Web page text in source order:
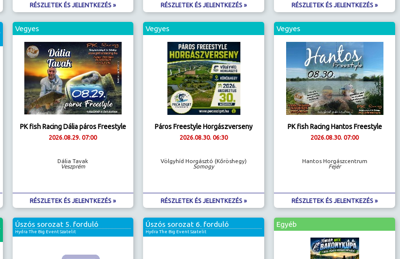
RÉSZLETEK ÉS JELENTKEZÉS » RÉSZLETEK ÉS JELENTKEZÉS » RÉSZLETEK ÉS JELENTKEZÉS »
Vegyes
PK fish Racing Dália páros Freestyle
2026.08.29. 07:00
Dália Tavak
Veszprém
RÉSZLETEK ÉS JELENTKEZÉS »
Vegyes
Páros Freestyle Horgászverseny
2026.08.30. 06:30
Völgyhíd Horgásztó (Kőröshegy)
Somogy
RÉSZLETEK ÉS JELENTKEZÉS »
Vegyes
PK fish Racing Hantos Freestyle
2026.08.30. 07:00
Hantos Horgászcentrum
Fejér
RÉSZLETEK ÉS JELENTKEZÉS »
Úszós sorozat 5. forduló
Hydra The Big Event Szatelit
Úszós sorozat 6. forduló
Hydra The Big Event Szatelit
Egyéb